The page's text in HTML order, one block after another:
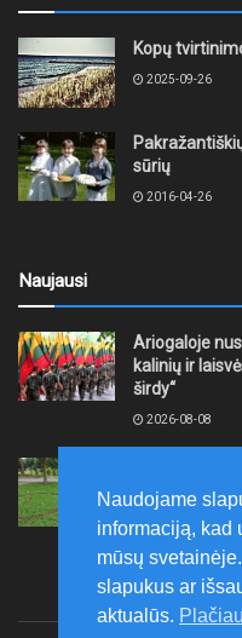
Kopų
2025-09-26
sūrių
2016-04-26
Naujausi
Ariogaloje
kalinių ir
širdy“
2026-08-08
laikytis Kelių
2026-08-08
Naudojame
informaciją, kad
mūsų
slapukus ar
aktualūs. Plačiau